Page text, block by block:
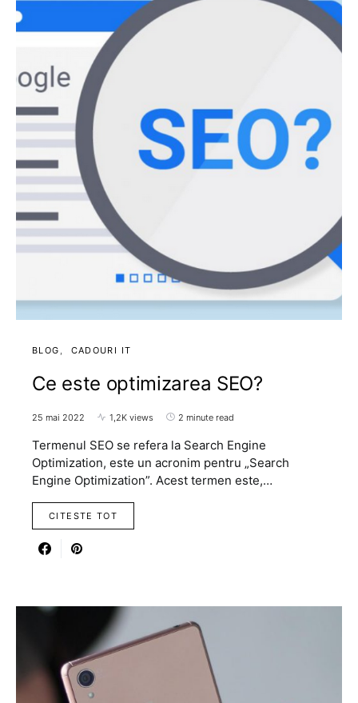
BLOG CADOURI IT
Ce este optimizarea SEO?
25 mai 2022 1,2K views 2 minute read
Termenul SEO se refera la Search Engine
Optimization, este un acronim pentru „Search
Engine Optimization”. Acest termen este,…
CITESTE TOT